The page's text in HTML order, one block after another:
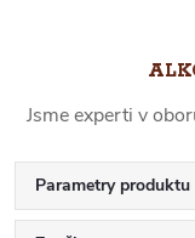
Jsme experti v
Parametry produktu